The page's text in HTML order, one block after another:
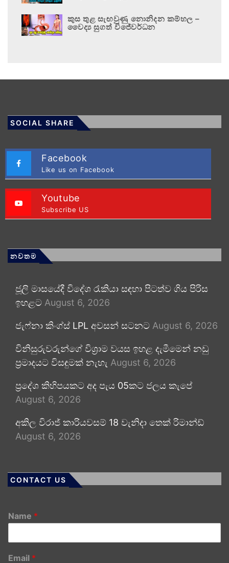
කුස තුළ සැඟවුණු නොනිදන කම්හල –
වෛද්‍ය සුගත් විජේවර්ධන
SOCIAL SHARE
Facebook
Like us on Facebook
Youtube
Subscribe US
නවතම
ජූලි මාසයේදී විදේශ රැකියා සඳහා පිටත්ව ගිය පිරිස
ඉහළට August 6, 2026
ජැෆ්නා කිංග්ස් LPL අවසන් සටනට August 6, 2026
විනිසුරුවරුන්ගේ විශ්‍රාම වයස ඉහළ දැමීමෙන් නඩු
ප්‍රමාදයට විසඳුමක් නැහැ August 6, 2026
ප්‍රදේශ කිහිපයකට අද පැය 05කට ජලය කැපේ
August 6, 2026
අකිල විරාජ් කාරියවසම් 18 වැනිදා තෙක් රිමාන්ඩ්
August 6, 2026
CONTACT US
Name *
Email *